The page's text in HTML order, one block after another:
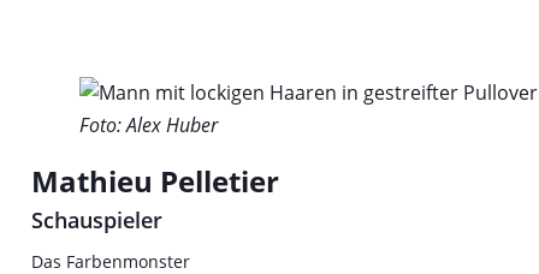
Foto: Alex Huber
Mathieu Pelletier
Schauspieler
Das Farbenmonster